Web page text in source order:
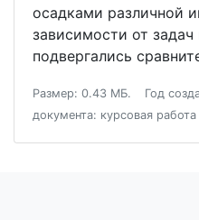
осадками различной
зависимости от задач
подвергались
Размер: 0.43 МБ. Год
документа: курсовая работа